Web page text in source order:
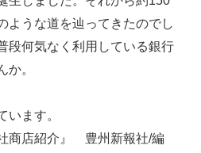
ような道を辿ってきたのでし
段何気なく利用している銀行
か。
います。
社商店紹介』 豊州新報社/編